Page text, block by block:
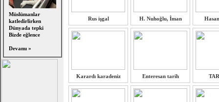
Müslümanlar
katledirlirken
Dünyada tepki
Bizde eğlence
Devamı »
Rus işgal H. Nuhoğlu, İman
Karardı karadeniz Enteresan tarih